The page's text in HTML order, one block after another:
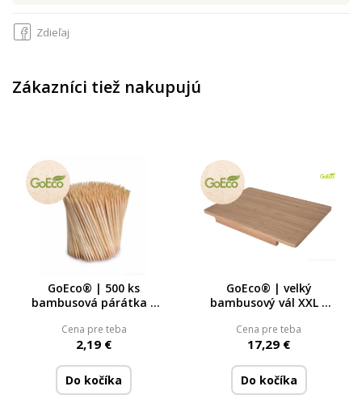
Zdieľaj
Zákazníci tiež nakupujú
GoEco® | 500 ks
bambusová párátka |
Cena pre teba
2,19 €
Do kočíka
GoEco® | velký
bambusový vál XXL z
60 × 40 cm
Cena pre teba
17,29 €
Do kočíka